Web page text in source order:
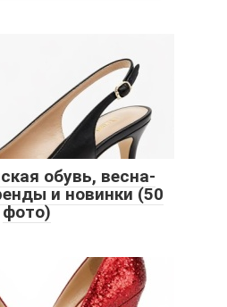
обувь, весна-
и новинки (50
фото)